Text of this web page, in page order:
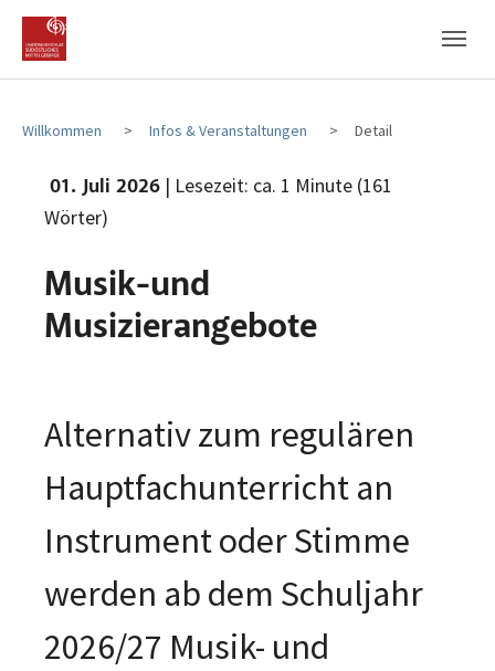
Zum Hauptinhalt
Zum Fußbereich
Willkommen Infos & Veranstaltungen Detail
01. Juli 2026 | Lesezeit: ca. 1 Minute (161
Wörter)
Musik-und
Musizierangebote
Alternativ zum regulären
Hauptfachunterricht an
Instrument oder Stimme
werden ab dem Schuljahr
2026/27 Musik- und